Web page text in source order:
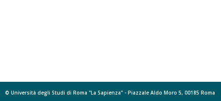
© Università degli Studi di Roma "La Sapienza" - Piazzale Aldo Moro 5, 00185 Roma